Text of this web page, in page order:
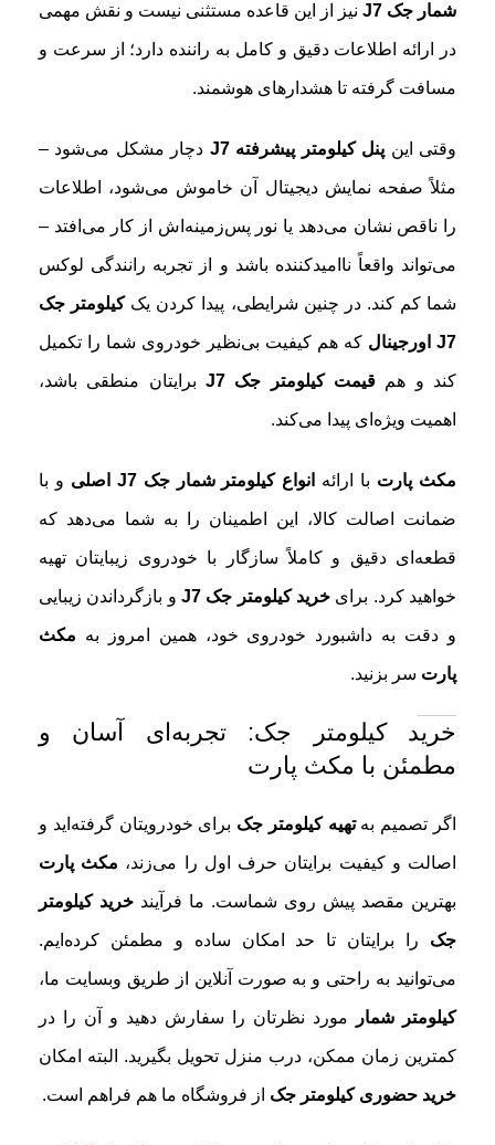
شمار جک J7 نیز از این قاعده مستثنی نیست و نقش مهمی
در ارائه اطلاعات دقیق و کامل به راننده دارد؛ از سرعت و
مسافت گرفته تا هشدارهای هوشمند.
وقتی این پنل کیلومتر پیشرفته J7 دچار مشکل می‌شود –
مثلاً صفحه نمایش دیجیتال آن خاموش می‌شود، اطلاعات
را ناقص نشان می‌دهد یا نور پس‌زمینه‌اش از کار می‌افتد –
می‌تواند واقعاً ناامیدکننده باشد و از تجربه رانندگی لوکس
شما کم کند. در چنین شرایطی، پیدا کردن یککیلومتر جک
J7 اورجینال که هم کیفیت بی‌نظیر خودروی شما را تکمیل
کند و هم قیمت کیلومتر جک J7 برایتان منطقی باشد،
اهمیت ویژه‌ای پیدا می‌کند.
مکث پارت با ارائه انواع کیلومتر شمار جک J7 اصلی و با
ضمانت اصالت کالا، این اطمینان را به شما می‌دهد که
قطعه‌ای دقیق و کاملاً سازگار با خودروی زیبایتان تهیه
خواهید کرد. برای خرید کیلومتر جک J7 و بازگرداندن زیبایی
و دقت به داشبورد خودروی خود، همین امروز به مکث
پارت سر بزنید.
خرید کیلومتر جک: تجربه‌ای آسان و
مطمئن با مکث پارت
اگر تصمیم بهتهیه کیلومتر جک برای خودرویتان گرفته‌اید و
اصالت و کیفیت برایتان حرف اول را می‌زند، مکث پارت
بهترین مقصد پیش روی شماست. ما فرآیند خرید کیلومتر
جک را برایتان تا حد امکان ساده و مطمئن کرده‌ایم.
می‌توانید به راحتی و به صورت آنلاین از طریق وبسایت ما،
کیلومتر شمار مورد نظرتان را سفارش دهید و آن را در
کمترین زمان ممکن، درب منزل تحویل بگیرید. البته امکان
خرید حضوری کیلومتر جک از فروشگاه ما هم فراهم است.